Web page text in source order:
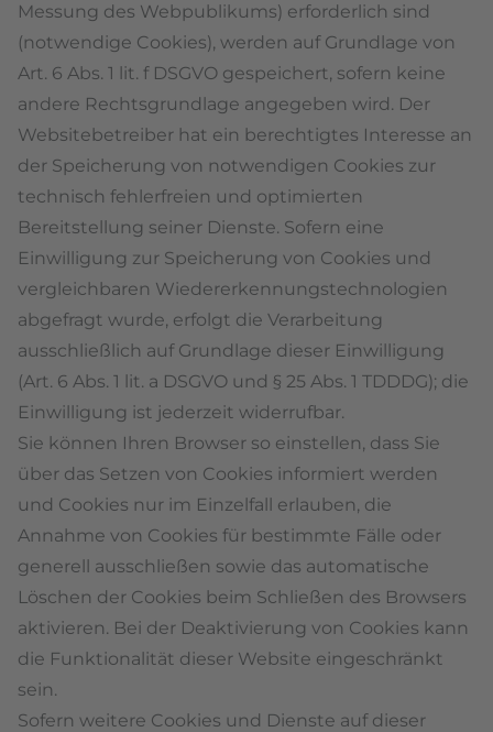
Messung des Webpublikums) erforderlich sind
(notwendige Cookies), werden auf Grundlage von
Art. 6 Abs. 1 lit. f DSGVO gespeichert, sofern keine
andere Rechtsgrundlage angegeben wird. Der
Websitebetreiber hat ein berechtigtes Interesse an
der Speicherung von notwendigen Cookies zur
technisch fehlerfreien und optimierten
Bereitstellung seiner Dienste. Sofern eine
Einwilligung zur Speicherung von Cookies und
vergleichbaren Wiedererkennungstechnologien
abgefragt wurde, erfolgt die Verarbeitung
ausschließlich auf Grundlage dieser Einwilligung
(Art. 6 Abs. 1 lit. a DSGVO und § 25 Abs. 1 TDDDG); die
Einwilligung ist jederzeit widerrufbar.
Sie können Ihren Browser so einstellen, dass Sie
über das Setzen von Cookies informiert werden
und Cookies nur im Einzelfall erlauben, die
Annahme von Cookies für bestimmte Fälle oder
generell ausschließen sowie das automatische
Löschen der Cookies beim Schließen des Browsers
aktivieren. Bei der Deaktivierung von Cookies kann
die Funktionalität dieser Website eingeschränkt
sein.
Sofern weitere Cookies und Dienste auf dieser